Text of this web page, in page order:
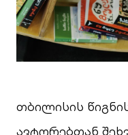
თბილისის
ავტორებთან